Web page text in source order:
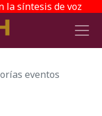
la síntesis de voz
eventos